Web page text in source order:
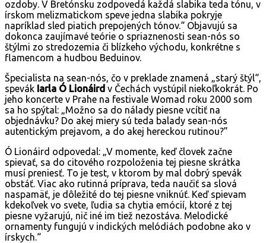
ozdoby. V Bretónsku zodpovedá každá slabika teda tónu, v
írskom melizmatickom speve jedna slabika pokryje
napríklad sled piatich prepojených tónov.“ Objavujú sa
dokonca zaujímavé teórie o spriaznenosti sean-nós so
štýlmi zo stredozemia či blízkeho východu, konkrétne s
flamencom a hudbou Beduinov.
Špecialista na sean-nós, čo v preklade znamená „starý štýl“,
spevák Iarla Ó Lionáird v Čechách vystúpil niekoľkokrát. Po
jeho koncerte v Prahe na festivale Womad roku 2000 som
sa ho spýtal: „Možno sa do nálady piesne vcítiť na
objednávku? Do akej miery sú teda balady sean-nós
autentickým prejavom, a do akej hereckou rutinou?”
Ó Lionáird odpovedal: „V momente, keď človek začne
spievať, sa do citového rozpoloženia tej piesne skrátka
musí preniesť. To je test, v ktorom by mal dobrý spevák
obstáť. Viac ako rutinná príprava, teda naučiť sa slová
naspamäť, je dôležité do tej piesne vniknúť. Keď spievam
kdekoľvek vo svete, ľudia sa chytia emócií, ktoré z tej
piesne vyžarujú, nič iné im tiež nezostáva. Melodické
ornamenty fungujú v indických melódiách podobne ako v
írskych.“